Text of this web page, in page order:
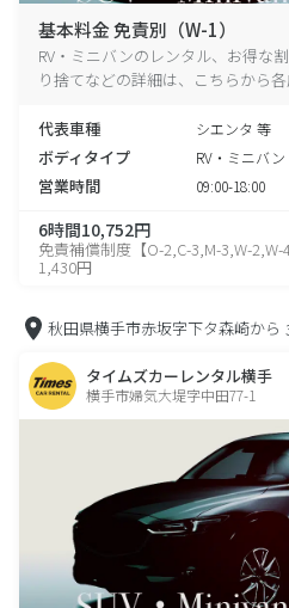
基本料金 免責別（W-1）
RV・ミニバンのレンタル、お得な
り捨てなどの詳細は、こちらから各
代表車種 シエンタ 等
ボディタイプ RV・ミニバン
営業時間 09:00-18:00
6時間10,752円
免責補償制度【O-2,C-3,M-3,W-2,W-
1,430円
秋田県横手市赤坂字下タ森崎から
タイムズカーレンタル横手
横手市婦気大堤字中田77-1